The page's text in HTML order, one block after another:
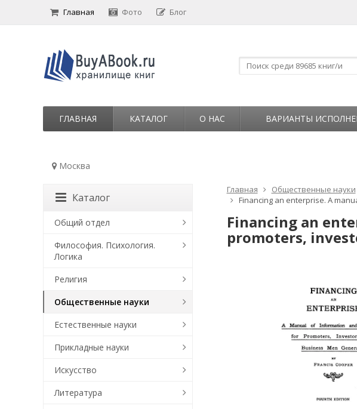
Главная Фото Блог
ГЛАВНАЯ КАТАЛОГ О НАС ВАРИАНТЫ
Москва
Главная Общественные науки
Financing an enterprise. A
Financing an
promoters,
Каталог
Общий отдел
Философия. Психология.
Логика
Религия
Общественные науки
Естественные науки
Прикладные науки
Искусство
Литература